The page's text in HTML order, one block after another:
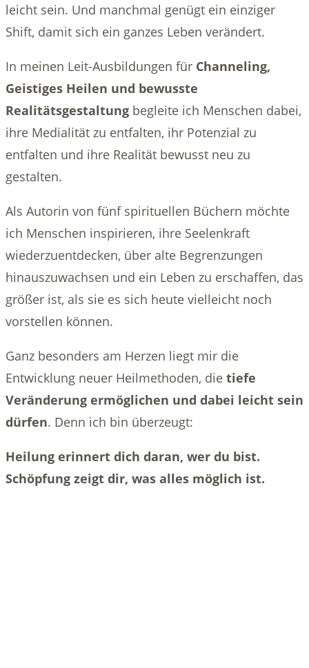
leicht sein. Und manchmal genügt ein einziger
Shift, damit sich ein ganzes Leben verändert.
In meinen Leit-Ausbildungen für Channeling,
Geistiges Heilen und bewusste
Realitätsgestaltung begleite ich Menschen dabei,
ihre Medialität zu entfalten, ihr Potenzial zu
entfalten und ihre Realität bewusst neu zu
gestalten.
Als Autorin von fünf spirituellen Büchern möchte
ich Menschen inspirieren, ihre Seelenkraft
wiederzuentdecken, über alte Begrenzungen
hinauszuwachsen und ein Leben zu erschaffen, das
größer ist, als sie es sich heute vielleicht noch
vorstellen können.
Ganz besonders am Herzen liegt mir die
Entwicklung neuer Heilmethoden, die tiefe
Veränderung ermöglichen und dabei leicht sein
dürfen. Denn ich bin überzeugt:
Heilung erinnert dich daran, wer du bist.
Schöpfung zeigt dir, was alles möglich ist.